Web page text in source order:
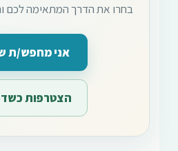
בחרו את הדרך המתאימה לכם
אני מחפש/ת
הצטרפות